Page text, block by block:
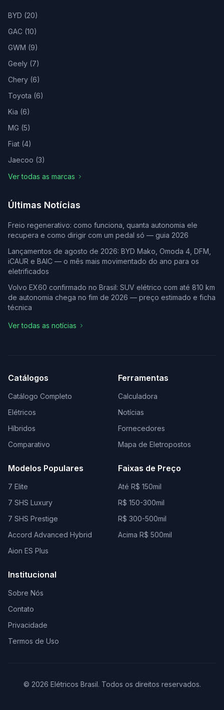
BYD (20)
GAC (10)
GWM (9)
Geely (7)
Chery (6)
Toyota (6)
Kia (6)
MG (5)
Fiat (4)
Jaecoo (3)
Ver todas as marcas
Últimas Notícias
Freio regenerativo: como funciona, quanta autonomia ele
recupera e como dirigir com um pedal só — guia 2026
Lançamentos de agosto de 2026: BYD Mako, Omoda 4, DFM,
iCAUR e BAIC — o mês mais movimentado do ano para os
eletrificados
Volvo EX60 confirmado no Brasil: SUV elétrico com até 810 km
de autonomia chega no fim de 2026 — preço estimado e ficha
técnica
Ver todas as notícias
Catálogos
Catálogo Completo
Elétricos
Híbridos
Comparativo
Ferramentas
Calculadora
Notícias
Fornecedores
Mapa de Eletropostos
Modelos Populares
7 Elite
7 SHS Luxury
7 SHS Prestige
Accord Advanced Hybrid
Aion ES Plus
Faixas de Preço
Até R$ 150mil
R$ 150-300mil
R$ 300-500mil
Acima R$ 500mil
Institucional
Sobre Nós
Contato
Privacidade
Termos de Uso
© 2026 Elétricos Brasil. Todos os direitos reservados.